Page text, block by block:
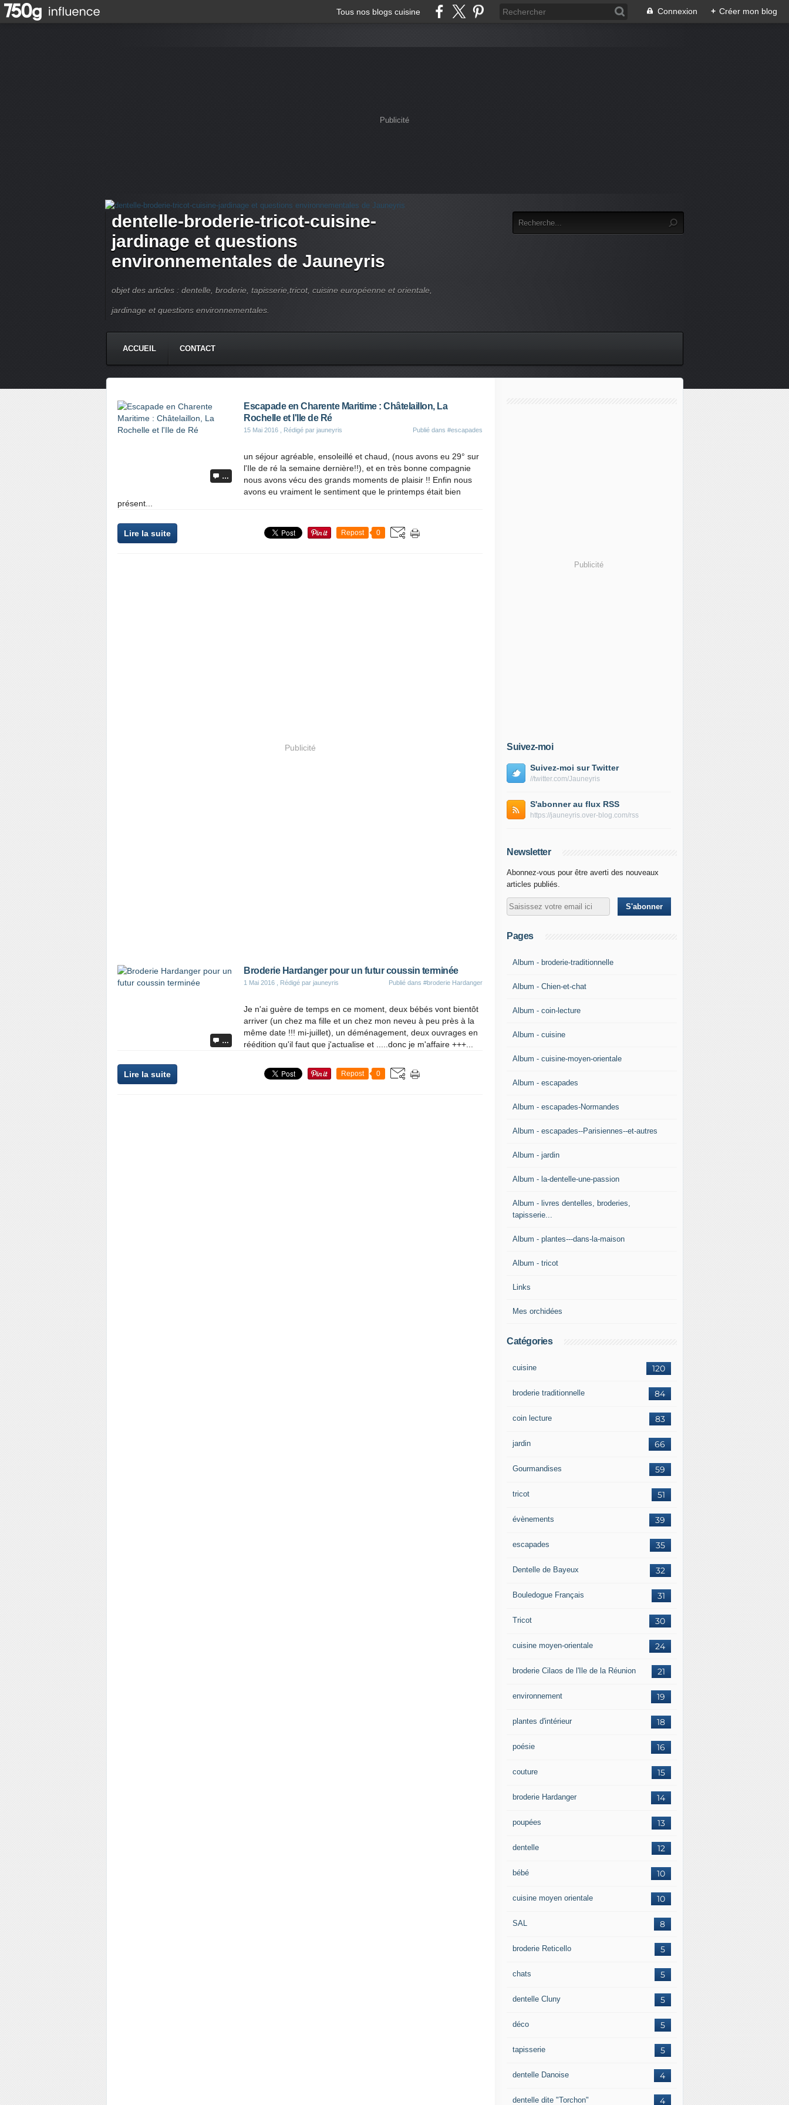
Tous nos blogs cuisine Connexion + Créer mon blog
Publicité
dentelle-broderie-tricot-cuisine-
jardinage et questions
environnementales de Jauneyris
objet des articles : dentelle, broderie, tapisserie,tricot, cuisine européenne et orientale,
jardinage et questions environnementales.
ACCUEIL CONTACT
…
Escapade en Charente Maritime : Châtelaillon, La
Rochelle et l'Ile de Ré
15 Mai 2016 , Rédigé par jauneyris Publié dans #escapades
un séjour agréable, ensoleillé et chaud, (nous avons eu 29° sur
l'Ile de ré la semaine dernière!!), et en très bonne compagnie
nous avons vécu des grands moments de plaisir !! Enfin nous
avons eu vraiment le sentiment que le printemps était bien
présent...
Lire la suite Repost 0
Publicité
…
Broderie Hardanger pour un futur coussin terminée
1 Mai 2016 , Rédigé par jauneyris Publié dans #broderie Hardanger
Je n'ai guère de temps en ce moment, deux bébés vont bientôt
arriver (un chez ma fille et un chez mon neveu à peu près à la
même date !!! mi-juillet), un déménagement, deux ouvrages en
réédition qu'il faut que j'actualise et .....donc je m'affaire +++...
Lire la suite Repost 0
Publicité
Suivez-moi
Suivez-moi sur Twitter
//twitter.com/Jauneyris
S'abonner au flux RSS
https://jauneyris.over-blog.com/rss
Newsletter
Abonnez-vous pour être averti des nouveaux
articles publiés.
Pages
Album - broderie-traditionnelle
Album - Chien-et-chat
Album - coin-lecture
Album - cuisine
Album - cuisine-moyen-orientale
Album - escapades
Album - escapades-Normandes
Album - escapades--Parisiennes--et-autres
Album - jardin
Album - la-dentelle-une-passion
Album - livres dentelles, broderies,
tapisserie...
Album - plantes---dans-la-maison
Album - tricot
Links
Mes orchidées
Catégories
120
cuisine
84
broderie traditionnelle
83
coin lecture
66
jardin
59
Gourmandises
51
tricot
39
évènements
35
escapades
32
Dentelle de Bayeux
31
Bouledogue Français
30
Tricot
24
cuisine moyen-orientale
21
broderie Cilaos de l'Ile de la Réunion
19
environnement
18
plantes d'intérieur
16
poésie
15
couture
14
broderie Hardanger
13
poupées
12
dentelle
10
bébé
10
cuisine moyen orientale
8
SAL
5
broderie Reticello
5
chats
5
dentelle Cluny
5
déco
5
tapisserie
4
dentelle Danoise
4
dentelle dite "Torchon"